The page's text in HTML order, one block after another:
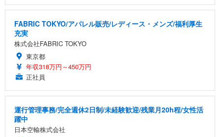
FABRIC TOKYO/アパレル販売/レディース・メンズ/福利厚生
充実
株式会社FABRIC TOKYO
東京都
年収318万円～450万円
正社員
運行管理事務/完全週休2日制/未経験歓迎/残業月20h程/女性活
躍中
日本空輸株式会社